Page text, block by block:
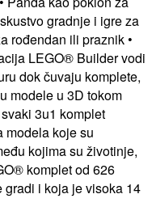
gradnje i igre za
rođendan ili praznik •
LEGO® Builder vodi
dok čuvaju komplete,
modele u 3D tokom
3u1 komplet
modela koje su
kojima su životinje,
komplet od 626
i koja je visoka 14